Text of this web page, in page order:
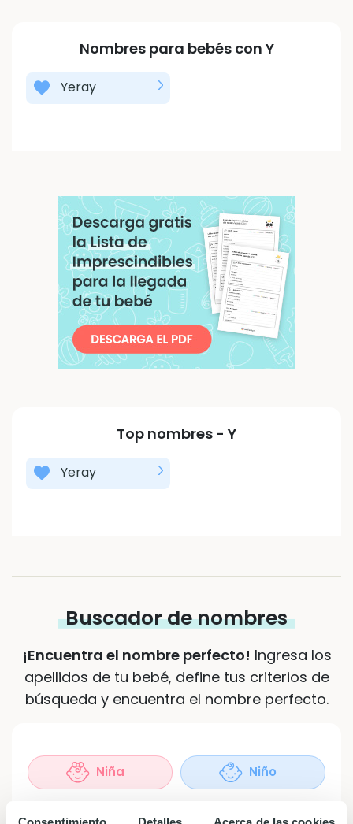
Nombres para bebés con Y
Yeray
Top nombres - Y
Yeray
Buscador de nombres
¡Encuentra el nombre perfecto! Ingresa los
apellidos de tu bebé, define tus criterios de
búsqueda y encuentra el nombre perfecto.
Sexo (Obligatorio)
Niña Niño